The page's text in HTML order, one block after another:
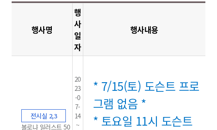
행사명
행
사
일
자
행사내용
전시실 2,3
볼로냐 일러스트 50
20
23
-0
7-
14
~
* 7/15(토) 도슨트 프로
그램 없음 *
* 토요일 11시 도슨트